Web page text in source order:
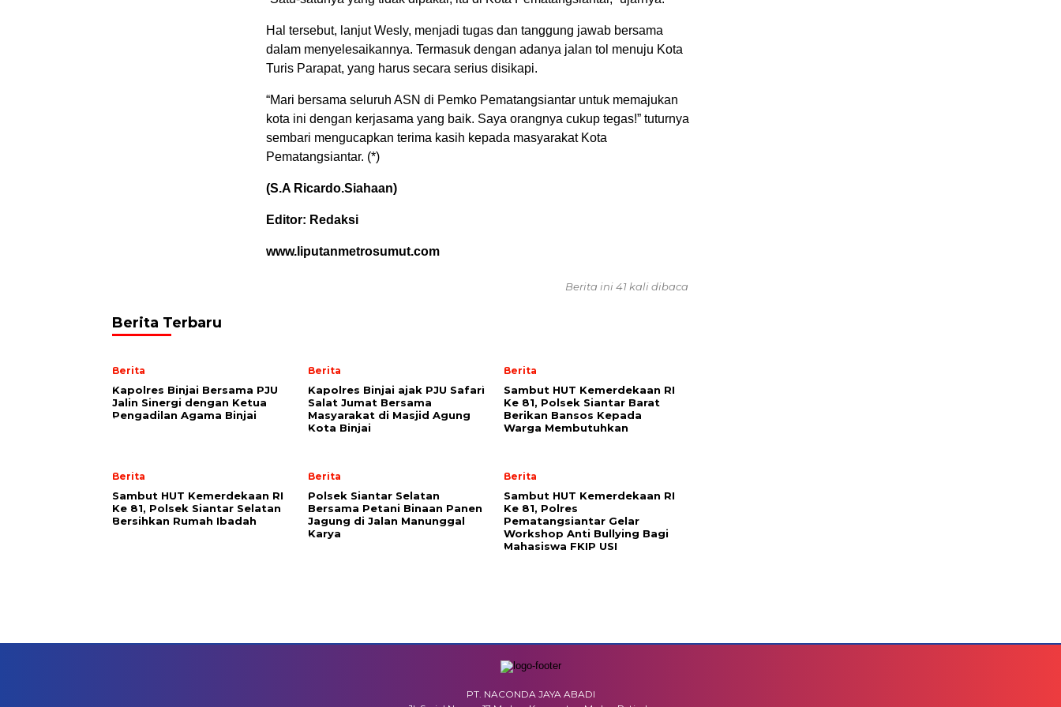
Hal tersebut, lanjut Wesly, menjadi tugas dan tanggung jawab bersama
dalam menyelesaikannya. Termasuk dengan adanya jalan tol menuju Kota
Turis Parapat, yang harus secara serius disikapi.
“Mari bersama seluruh ASN di Pemko Pematangsiantar untuk memajukan
kota ini dengan kerjasama yang baik. Saya orangnya cukup tegas!” tuturnya
sembari mengucapkan terima kasih kepada masyarakat Kota
Pematangsiantar. (*)
(S.A Ricardo.Siahaan)
Editor: Redaksi
www.liputanmetrosumut.com
Berita ini 41 kali dibaca
Berita Terbaru
Berita
Kapolres Binjai Bersama PJU
Jalin Sinergi dengan Ketua
Pengadilan Agama Binjai
Berita
Kapolres Binjai ajak PJU Safari
Salat Jumat Bersama
Masyarakat di Masjid Agung
Kota Binjai
Berita
Sambut HUT Kemerdekaan RI
Ke 81, Polsek Siantar Barat
Berikan Bansos Kepada
Warga Membutuhkan
Berita
Sambut HUT Kemerdekaan RI
Ke 81, Polsek Siantar Selatan
Bersihkan Rumah Ibadah
Berita
Polsek Siantar Selatan
Bersama Petani Binaan Panen
Jagung di Jalan Manunggal
Karya
Berita
Sambut HUT Kemerdekaan RI
Ke 81, Polres
Pematangsiantar Gelar
Workshop Anti Bullying Bagi
Mahasiswa FKIP USI
PT. NACONDA JAYA ABADI